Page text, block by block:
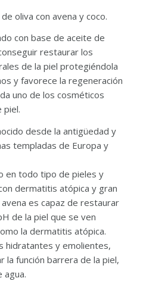
oliva con avena y coco.
con base de aceite de
restaurar los
de la piel protegiéndola
y favorece la regeneración
uno de los cosméticos
piel.
desde la antigüedad y
templadas de Europa y
en todo tipo de pieles y
dermatitis atópica y gran
es capaz de restaurar
de la piel que se ven
la dermatitis atópica.
hidratantes y emolientes,
la función barrera de la piel,
agua.